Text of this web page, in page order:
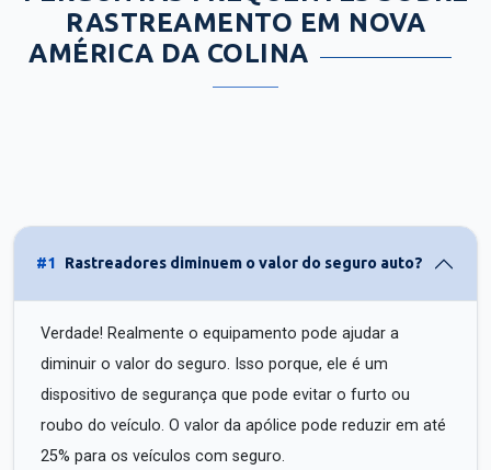
RASTREAMENTO EM NOVA
AMÉRICA DA COLINA
#1 Rastreadores diminuem o valor do seguro auto?
Verdade! Realmente o equipamento pode ajudar a
diminuir o valor do seguro. Isso porque, ele é um
dispositivo de segurança que pode evitar o furto ou
roubo do veículo. O valor da apólice pode reduzir em até
25% para os veículos com seguro.